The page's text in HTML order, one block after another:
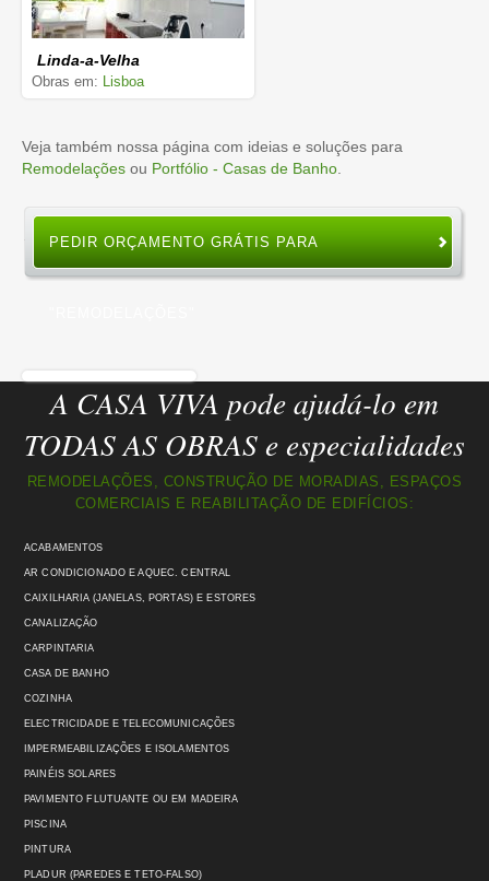
Linda-a-Velha
Obras em: Lisboa
Veja também nossa página com ideias e soluções para
Remodelações ou Portfólio - Casas de Banho
PEDIR ORÇAMENTO GRÁTIS PARA
A CASA VIVA pode ajudá-lo em
TODAS AS OBRAS e especialidades
REMODELAÇÕES, CONSTRUÇÃO DE MORADIAS, ESPAÇOS
COMERCIAIS E REABILITAÇÃO DE EDIFÍCIOS:
ACABAMENTOS
AR CONDICIONADO E AQUEC. CENTRAL
CAIXILHARIA (JANELAS, PORTAS) E ESTORES
CANALIZAÇÃO
CARPINTARIA
CASA DE BANHO
COZINHA
ELECTRICIDADE E TELECOMUNICAÇÕES
IMPERMEABILIZAÇÕES E ISOLAMENTOS
PAINÉIS SOLARES
PAVIMENTO FLUTUANTE OU EM MADEIRA
PISCINA
PINTURA
PLADUR (PAREDES E TETO-FALSO)